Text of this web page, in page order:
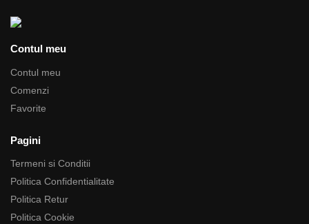
Contul meu
Contul meu
Comenzi
Favorite
Pagini
Termeni si Conditii
Politica Confidentialitate
Politica Retur
Politica Cookie